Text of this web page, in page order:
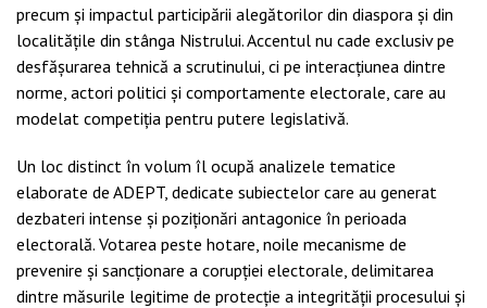
precum și impactul participării alegătorilor din diaspora și din
localitățile din stânga Nistrului. Accentul nu cade exclusiv pe
desfășurarea tehnică a scrutinului, ci pe interacțiunea dintre
norme, actori politici și comportamente electorale, care au
modelat competiția pentru putere legislativă.
Un loc distinct în volum îl ocupă analizele tematice
elaborate de ADEPT, dedicate subiectelor care au generat
dezbateri intense și poziționări antagonice în perioada
electorală. Votarea peste hotare, noile mecanisme de
prevenire și sancționare a corupției electorale, delimitarea
dintre măsurile legitime de protecție a integrității procesului și